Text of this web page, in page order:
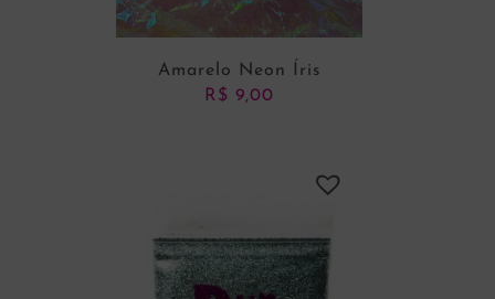
Amarelo Neon Íris
R$ 9,00